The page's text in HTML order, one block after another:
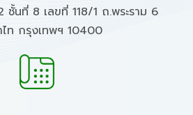
ชั้นที่ 8 เลขที่ 118/1 ถ.พระราม 6
ท กรุงเทพฯ 10400